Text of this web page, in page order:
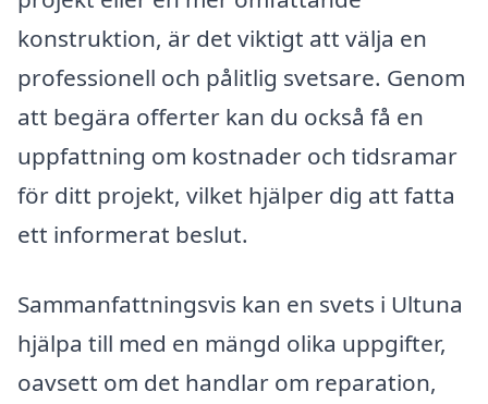
konstruktion, är det viktigt att välja en
professionell och pålitlig svetsare. Genom
att begära offerter kan du också få en
uppfattning om kostnader och tidsramar
för ditt projekt, vilket hjälper dig att fatta
ett informerat beslut.
Sammanfattningsvis kan en svets i Ultuna
hjälpa till med en mängd olika uppgifter,
oavsett om det handlar om reparation,